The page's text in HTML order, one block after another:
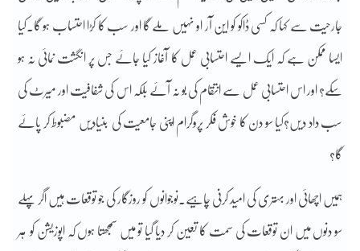
جارحیت سے کہا کہ کسی ڈاکو کو این آر او نہیں ملے گا اور سب کا کڑا احتساب ہو گا۔کیا
ایسا ممکن ہے کہ ایک ایسے احتسابی عمل کا آغاز کیا جائے جس پر انگشت نمائی نہ ہو
سکے؟ اور اس احتسابی عمل سے انتقام کی بو نہ آئے بلکہ اس کی شفافیت اور میرٹ کی
سب داد دیں؟کیا سو دن کا خوش فکر پروگرام اپنی جامعیت کی بنیادیں مضبوط کر پائے
گا؟
ہمیں اچھائی اور بہتری کی امید کرنی چاہیے۔نوجوانوں کو روزگار کی جو توقعات ہیں اگر پہلے
سو دنوں میں ان توقعات کی سمت کا تعین کر دیا گیا تو میں سمجھتا ہوں کہ اپوزیشن کو ہر